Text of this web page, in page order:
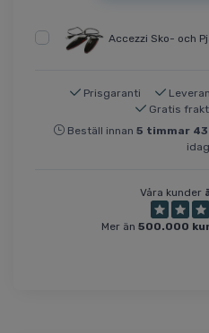
Accezzi Sko- och
Prisgaranti
Gratis
Beställ innan 5 timmar 43
idag.
Våra kunder
Mer än 500.000